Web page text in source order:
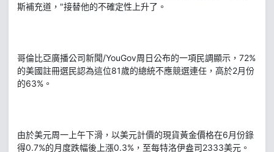
斯補充道，"接替他的不確定性上升了。
哥倫比亞廣播公司新聞/YouGov周日公布的一項民調顯示，72%
的美國註冊選民認為這位81歲的總統不應競選連任，高於2月份
的63%。
由於美元周一上午下滑，以美元計價的現貨黃金價格在6月份錄
得0.7%的月度跌幅後上漲0.3%，至每特洛伊盎司2333美元。